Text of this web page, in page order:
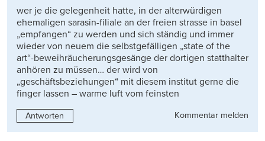
wer je die gelegenheit hatte, in der alterwürdigen
ehemaligen sarasin-filiale an der freien strasse in basel
„empfangen“ zu werden und sich ständig und immer
wieder von neuem die selbstgefälligen „state of the
art“-beweihräucherungsgesänge der dortigen statthalter
anhören zu müssen… der wird von
„geschäftsbeziehungen“ mit diesem institut gerne die
finger lassen – warme luft vom feinsten
Antworten Kommentar melden